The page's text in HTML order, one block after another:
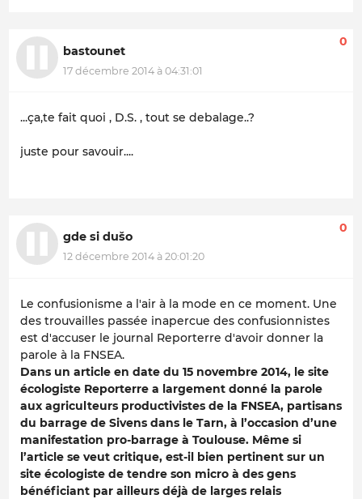
bastounet
17 décembre 2014 à 04:31:01
0
...ça,te fait quoi , D.S. , tout se debalage..?
juste pour savouir....
gde si dušo
12 décembre 2014 à 20:01:20
0
Le confusionisme a l'air à la mode en ce moment. Une
des trouvailles passée inapercue des confusionnistes
est d'accuser le journal Reporterre d'avoir donner la
parole à la FNSEA.
Dans un article en date du 15 novembre 2014, le site
écologiste Reporterre a largement donné la parole
aux agriculteurs productivistes de la FNSEA, partisans
du barrage de Sivens dans le Tarn, à l’occasion d’une
manifestation pro-barrage à Toulouse. Même si
l’article se veut critique, est-il bien pertinent sur un
site écologiste de tendre son micro à des gens
bénéficiant par ailleurs déjà de larges relais